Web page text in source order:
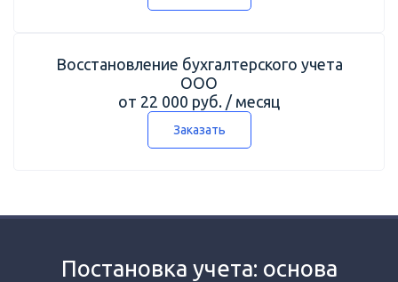
Восстановление бухгалтерского учета
ООО
от 22 000 руб. / месяц
Заказать
Постановка учета: основа